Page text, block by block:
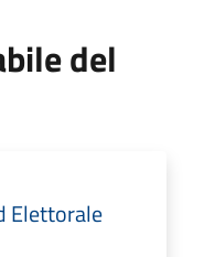
del
Elettorale